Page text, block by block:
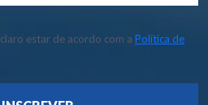
estar de acordo com a Política de